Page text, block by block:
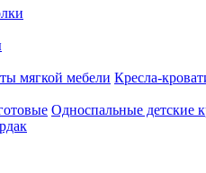
мягкой мебели Кресла-
Односпальные детские